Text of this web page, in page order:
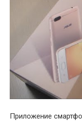
Приложение